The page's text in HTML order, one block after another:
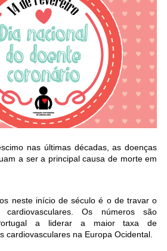
nas últimas décadas, as doenças
a ser a principal causa de morte em
neste início de século é o de travar o
Os números são
a liderar a maior taxa de
cardiovasculares na Europa Ocidental.